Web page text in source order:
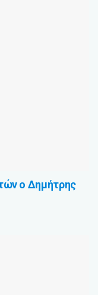
ο Δημήτρης